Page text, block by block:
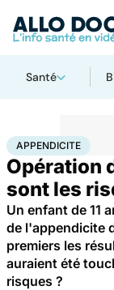
Santé
AccueilSanté
APPENDICITE
Opération
sont les
Un enfant de 11
de l'appendicite
premiers les
auraient été
risques ?